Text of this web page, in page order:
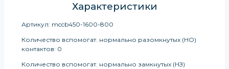
Характеристики
Артикул: mccb450-1600-800
Количество вспомогат. нормально разомкнутых (НО)
контактов: 0
Количество вспомогат. нормально замкнутых (НЗ)